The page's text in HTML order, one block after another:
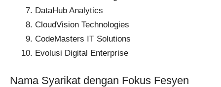
DataHub Analytics
CloudVision Technologies
CodeMasters IT Solutions
Evolusi Digital Enterprise
Nama Syarikat dengan Fokus Fesyen